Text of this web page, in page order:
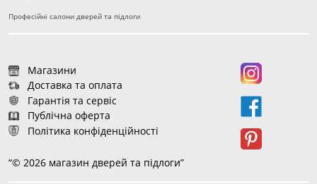
Професійні салони дверей та підлоги
Магазини
Доставка та оплата
Гарантія та сервіс
Публічна оферта
Політика конфіденційності
“© 2026 магазин дверей та підлоги”